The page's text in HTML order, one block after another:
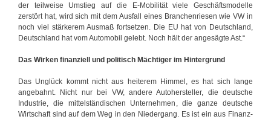
der teilweise Umstieg auf die E-Mobilität viele Geschäftsmodelle
zerstört hat, wird sich mit dem Ausfall eines Branchenriesen wie VW in
noch viel stärkerem Ausmaß fortsetzen. Die EU hat von Deutschland,
Deutschland hat vom Automobil gelebt. Noch hält der angesägte Ast.“
Das Wirken finanziell und politisch Mächtiger im Hintergrund
Das Unglück kommt nicht aus heiterem Himmel, es hat sich lange
angebahnt. Nicht nur bei VW, andere Autohersteller, die deutsche
Industrie, die mittelständischen Unternehmen, die ganze deutsche
Wirtschaft sind auf dem Weg in den Niedergang. Es ist ein aus Finanz-